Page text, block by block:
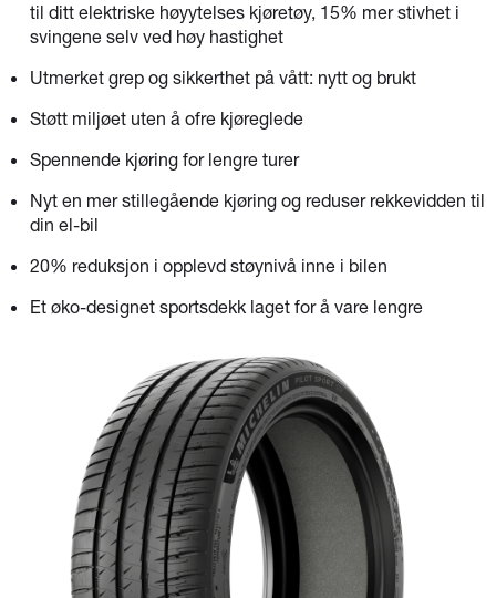
til ditt elektriske høyytelses kjøretøy, 15% mer stivhet i
svingene selv ved høy hastighet
Utmerket grep og sikkerthet på vått: nytt og brukt
Støtt miljøet uten å ofre kjøreglede
Spennende kjøring for lengre turer
Nyt en mer stillegående kjøring og reduser rekkevidden til
din el-bil​
20% reduksjon i opplevd støynivå inne i bilen​
Et øko-designet sportsdekk laget for å vare lengre